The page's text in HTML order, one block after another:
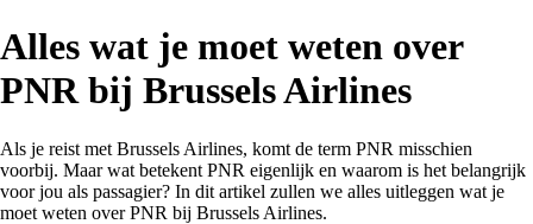
Alles wat je moet weten over
PNR bij Brussels Airlines
Als je reist met Brussels Airlines, komt de term PNR misschien
voorbij. Maar wat betekent PNR eigenlijk en waarom is het belangrijk
voor jou als passagier? In dit artikel zullen we alles uitleggen wat je
moet weten over PNR bij Brussels Airlines.